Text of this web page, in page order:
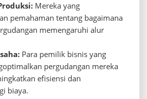
Mereka yang
pemahaman tentang bagaimana
memengaruhi alur
Para pemilik bisnis yang
pergudangan mereka
efisiensi dan
biaya.